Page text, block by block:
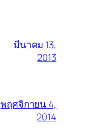
มีนาคม 13,
2013
พฤศจิกายน 4,
2014